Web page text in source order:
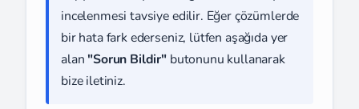
incelenmesi tavsiye edilir. Eğer çözümlerde
bir hata fark ederseniz, lütfen aşağıda yer
alan "Sorun Bildir" butonunu kullanarak
bize iletiniz.